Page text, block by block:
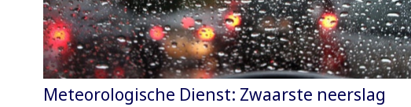
Meteorologische Dienst: Zwaarste neerslag